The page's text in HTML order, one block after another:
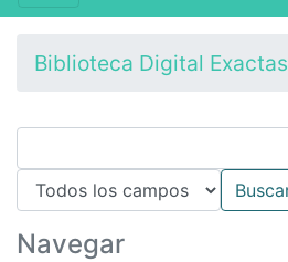
Biblioteca Digital Exactas
Navegar